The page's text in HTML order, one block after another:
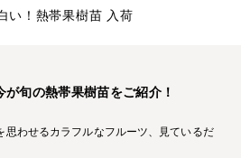
い！熱帯果樹苗 入荷
旬の熱帯果樹苗をご紹介！
思わせるカラフルなフルーツ、見ているだ